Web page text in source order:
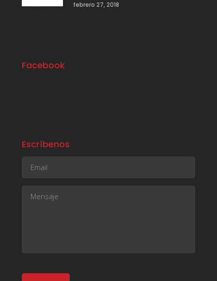
febrero 27, 2018
Facebook
Escríbenos